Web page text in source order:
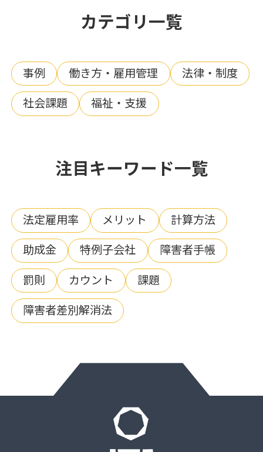
カテゴリ一覧
事例 働き方・雇用管理 法律・制度
社会課題 福祉・支援
注目キーワード一覧
法定雇用率 メリット 計算方法
助成金 特例子会社 障害者手帳
罰則 カウント 課題
障害者差別解消法